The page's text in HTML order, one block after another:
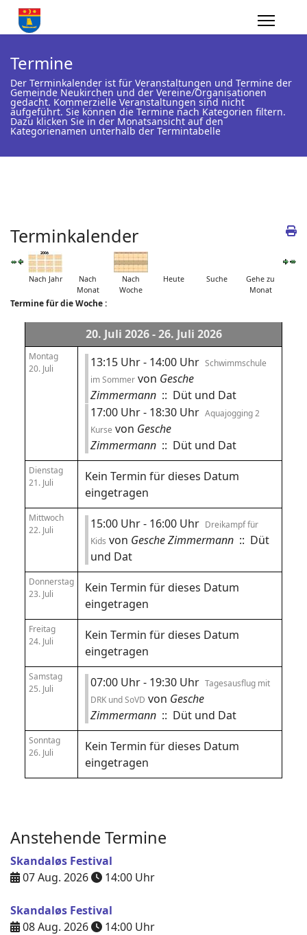
Termine
Der Terminkalender ist für Veranstaltungen und Termine der
Gemeinde Neukirchen und der Vereine/Organisationen
gedacht. Kommerzielle Veranstaltungen sind nicht
aufgeführt. Sie können die Termine nach Kategorien filtern.
Dazu klicken Sie in der Monatsansicht auf den
Kategorienamen unterhalb der Termintabelle
Terminkalender
Nach Jahr
Nach
Monat
Nach
Woche
Heute Suche
Gehe zu
Monat
Termine für die Woche :
20. Juli 2026 - 26. Juli 2026
Montag
20. Juli
13:15 Uhr - 14:00 Uhr Schwimmschule
im Sommer von Gesche
Zimmermann :: Düt und Dat
17:00 Uhr - 18:30 Uhr Aquajogging 2
Kurse von Gesche
Zimmermann :: Düt und Dat
Dienstag
21. Juli
Kein Termin für dieses Datum
eingetragen
Mittwoch
22. Juli
15:00 Uhr - 16:00 Uhr Dreikampf für
Kids von Gesche Zimmermann :: Düt
und Dat
Donnerstag
23. Juli
Kein Termin für dieses Datum
eingetragen
Freitag
24. Juli
Kein Termin für dieses Datum
eingetragen
Samstag
25. Juli
07:00 Uhr - 19:30 Uhr Tagesausflug mit
DRK und SoVD von Gesche
Zimmermann :: Düt und Dat
Sonntag
26. Juli
Kein Termin für dieses Datum
eingetragen
Anstehende Termine
Skandaløs Festival
07 Aug. 2026
14:00 Uhr
Skandaløs Festival
08 Aug. 2026
14:00 Uhr